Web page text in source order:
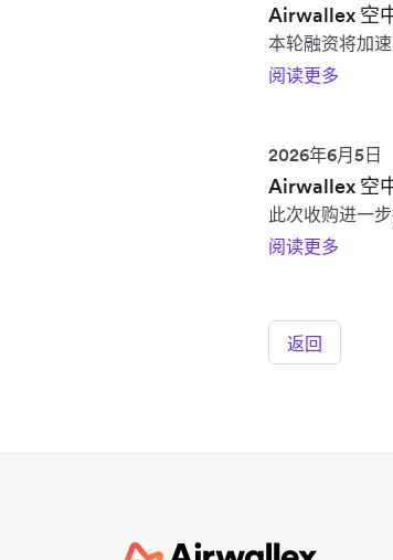
Airwallex 空
本轮融资将加
阅读更多
2026年6月5日
Airwallex 空
此次收购进一
阅读更多
返回